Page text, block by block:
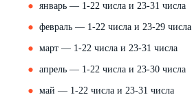
январь — 1-22 числа и 23-31 числа
февраль — 1-22 числа и 23-29 числа
март — 1-22 числа и 23-31 числа
апрель — 1-22 числа и 23-30 числа
май — 1-22 числа и 23-31 числа